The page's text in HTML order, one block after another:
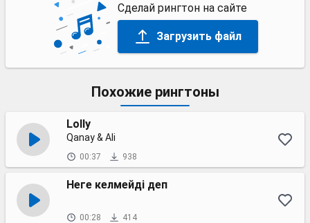
Сделай рингтон на сайте
Загрузить файл
Похожие рингтоны
Lolly
Qanay & Ali
00:37 938
Неге келмейді деп
00:28 414